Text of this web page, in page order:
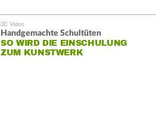
Handgemachte Schultüten
SO WIRD DIE EINSCHULUNG
ZUM KUNSTWERK